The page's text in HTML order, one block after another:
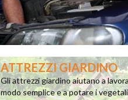
ATTREZZI GIARDINO
Gli attrezzi giardino aiutano a
modo semplice e a potare i